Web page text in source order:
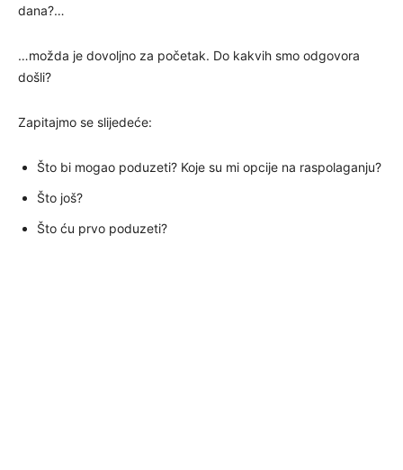
dana?…
…možda je dovoljno za početak. Do kakvih smo odgovora
došli?
Zapitajmo se slijedeće:
Što bi mogao poduzeti? Koje su mi opcije na raspolaganju?
Što još?
Što ću prvo poduzeti?